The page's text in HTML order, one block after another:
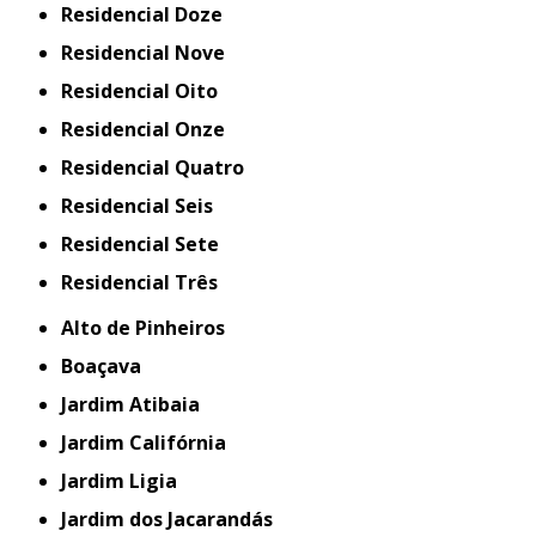
Residencial Doze
Residencial Nove
Residencial Oito
Residencial Onze
Residencial Quatro
Residencial Seis
Residencial Sete
Residencial Três
Alto de Pinheiros
Boaçava
Jardim Atibaia
Jardim Califórnia
Jardim Ligia
Jardim dos Jacarandás